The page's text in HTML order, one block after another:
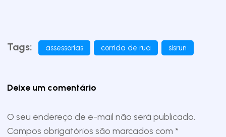
Tags: assessorias corrida de rua sisrun
Deixe um comentário
O seu endereço de e-mail não será publicado.
Campos obrigatórios são marcados com *